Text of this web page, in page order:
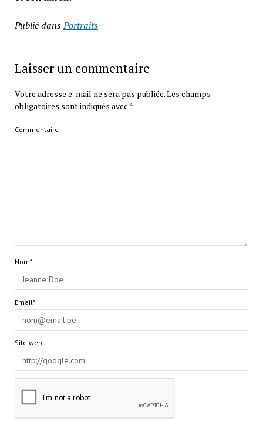
Publié dansPortraits
Laisser un commentaire
Votre adresse e-mail ne sera pas publiée.Les champs
obligatoires sont indiqués avec *
Commentaire
Nom*
Email*
Site web